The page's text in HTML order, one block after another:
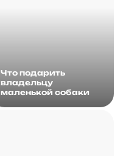
Что подарить
владельцу
маленькой собаки